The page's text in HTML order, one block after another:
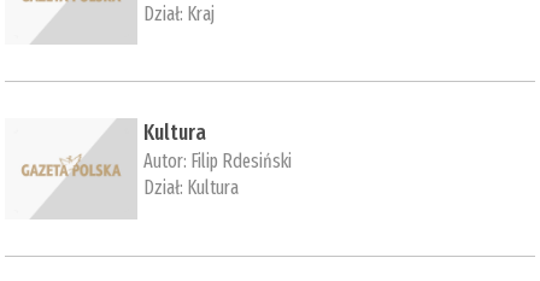
Dział: Kraj
Kultura
Autor: Filip Rdesiński
Dział: Kultura